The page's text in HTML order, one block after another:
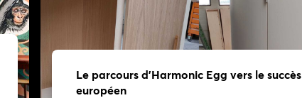
Le parcours d'Harmonic Egg vers le succès
européen